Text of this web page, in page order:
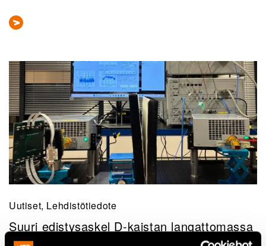
Uutiset, Lehdistötiedote
Suuri edistysaskel D-kaistan langattomassa
tiedonsiirrossa Anritsun ja VTT:n